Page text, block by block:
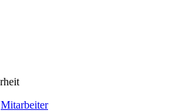
Mitarbeiter